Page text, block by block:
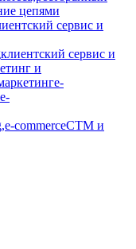
цепями
сервис и
клиентский сервис и
и
e-
e-
commerceСТМ и